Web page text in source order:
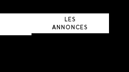
LES
ANNONCES
ACTIVES